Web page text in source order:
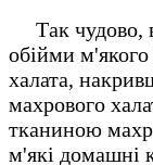
Так чудово,
обійми м'якого
халата,
махрового
тканиною
м'які домашні